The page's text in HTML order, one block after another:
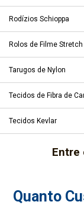
Rodízios Schioppa
Rolos de Filme Stretch
Tarugos de Nylon
Tecidos de Fibra de
Tecidos Kevlar
Entre
Quanto